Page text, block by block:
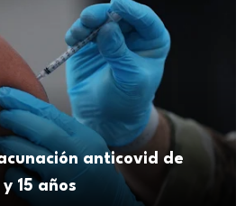
anticovid de
15 años